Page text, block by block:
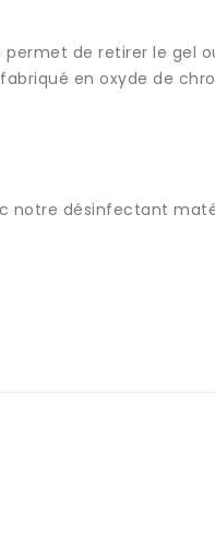
de retirer le gel
en oxyde de
notre désinfectant